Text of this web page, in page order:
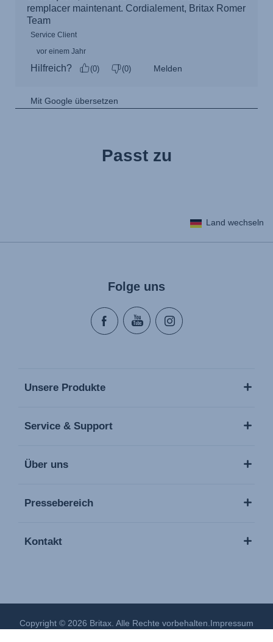
Passt zu
Land wechseln
Folge uns
Unsere Produkte
Service & Support
Über uns
Pressebereich
Kontakt
Copyright © 2026 Britax. Alle Rechte vorbehalten. Impressum